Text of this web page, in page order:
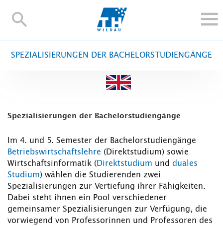
TH-
FORSCHUNG UND TRANSFER
HOCHSCHULE
BESCHÄFTIGTE
Blogs Kontakt und Anfahrt Webmail Moodle
TH Online-Portal
SPEZIALISIERUNGEN DER BACHELORSTUDIENGÄNGE
Spezialisierungen der Bachelorstudiengänge
Im 4. und 5. Semester der Bachelorstudiengänge
Betriebswirtschaftslehre (Direktstudium) sowie
Wirtschaftsinformatik (Direktstudium und duales
Studium) wählen die Studierenden zwei
Spezialisierungen zur Vertiefung ihrer Fähigkeiten.
Dabei steht ihnen ein Pool verschiedener
gemeinsamer Spezialisierungen zur Verfügung, die
vorwiegend von Professorinnen und Professoren des